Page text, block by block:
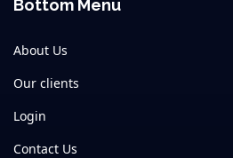
Bottom Menu
About Us
Our clients
Login
Contact Us